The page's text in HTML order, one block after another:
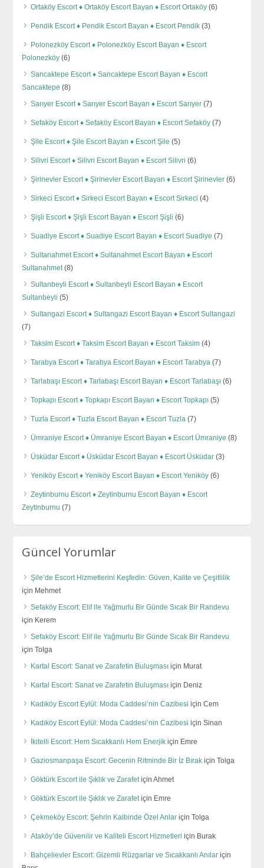
Ortaköy Escort ♦️ Ortaköy Escort Bayan ♦️ Escort Ortaköy (6)
Pendik Escort ♦️ Pendik Escort Bayan ♦️ Escort Pendik (3)
Polonezköy Escort ♦️ Polonezköy Escort Bayan ♦️ Escort
Polonezköy (6)
Sancaktepe Escort ♦️ Sancaktepe Escort Bayan ♦️ Escort
Sancaktepe (8)
Sarıyer Escort ♦️ Sarıyer Escort Bayan ♦️ Escort Sarıyer (7)
Sefaköy Escort ♦️ Sefaköy Escort Bayan ♦️ Escort Sefaköy (7)
Şile Escort ♦️ Şile Escort Bayan ♦️ Escort Şile (5)
Silivri Escort ♦️ Silivri Escort Bayan ♦️ Escort Silivri (6)
Şirinevler Escort ♦️ Şirinevler Escort Bayan ♦️ Escort Şirinevler (6)
Sirkeci Escort ♦️ Sirkeci Escort Bayan ♦️ Escort Sirkeci (4)
Şişli Escort ♦️ Şişli Escort Bayan ♦️ Escort Şişli (6)
Suadiye Escort ♦️ Suadiye Escort Bayan ♦️ Escort Suadiye (7)
Sultanahmet Escort ♦️ Sultanahmet Escort Bayan ♦️ Escort
Sultanahmet(8)
Sultanbeyli Escort ♦️ Sultanbeyli Escort Bayan ♦️ Escort
Sultanbeyli (5)
Sultangazi Escort ♦️ Sultangazi Escort Bayan ♦️ Escort Sultangazi
(7)
Taksim Escort ♦️ Taksim Escort Bayan ♦️ Escort Taksim (4)
Tarabya Escort ♦️ Tarabya Escort Bayan ♦️ Escort Tarabya (7)
Tarlabaşı Escort ♦️ Tarlabaşı Escort Bayan ♦️ Escort Tarlabaşı (6)
Topkapı Escort ♦️ Topkapı Escort Bayan ♦️ Escort Topkapı (5)
Tuzla Escort ♦️ Tuzla Escort Bayan ♦️ Escort Tuzla (7)
Ümraniye Escort ♦️ Ümraniye Escort Bayan ♦️ Escort Ümraniye (8)
Üsküdar Escort ♦️ Üsküdar Escort Bayan ♦️ Escort Üsküdar (3)
Yeniköy Escort ♦️ Yeniköy Escort Bayan ♦️ Escort Yeniköy (6)
Zeytinburnu Escort ♦️ Zeytinburnu Escort Bayan ♦️ Escort
Zeytinburnu (7)
Güncel Yorumlar
Şile’de Escort Hizmetlerini Keşfedin: Güven, Kalite ve Çeşitlilik
için Mehmet
Sefaköy Escort: Elif ile Yağmurlu Bir Günde Sıcak Bir Randevu
için Kerem
Sefaköy Escort: Elif ile Yağmurlu Bir Günde Sıcak Bir Randevu
içinTolga
Kartal Escort: Sanat ve Zarafetin Buluşması için Murat
Kartal Escort: Sanat ve Zarafetin Buluşması için Deniz
Kadıköy Escort Eylül: Moda Caddesi’nin Cazibesi içinCem
Kadıköy Escort Eylül: Moda Caddesi’nin Cazibesi içinSinan
İkitelli Escort: Hem Sıcakkanlı Hem Enerjik için Emre
Gaziosmanpaşa Escort: Gecenin Ritminde Bir İz Bırak içinTolga
Göktürk Escort ile Şıklık ve ZarafetiçinAhmet
Göktürk Escort ile Şıklık ve Zarafetiçin Emre
Çekmeköy Escort: Şehrin Kalbinde Özel Anlar içinTolga
Ataköy’de Güvenilir ve Kaliteli Escort Hizmetleri için Burak
Bahçelievler Escort: Gizemli Rüzgarlar ve Sıcakkanlı Anılar için